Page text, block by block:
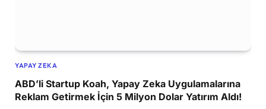
YAPAY ZEKA
ABD’li Startup Koah, Yapay Zeka Uygulamalarına
Reklam Getirmek İçin 5 Milyon Dolar Yatırım Aldı!